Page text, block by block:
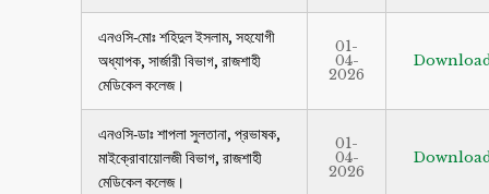
এনওসি-মোঃ শহিদুল ইসলাম, সহযোগী
অধ্যাপক, সার্জারী বিভাগ, রাজশাহী
মেডিকেল কলেজ।
01-
04-
2026
এনওসি-ডাঃ শাপলা সুলতানা, প্রভাষক,
মাইক্রোবায়োলজী বিভাগ, রাজশাহী
মেডিকেল কলেজ।
01-
04-
2026